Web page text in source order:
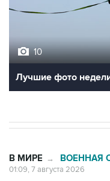
10
Лучшие фото
В МИРЕ → ВОЕННАЯ
01:09, 7 августа 2026